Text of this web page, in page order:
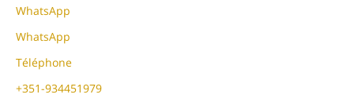
WhatsApp
WhatsApp
Téléphone
+351-934451979